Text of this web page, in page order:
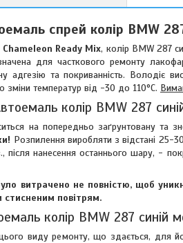
спрей колір BMW
Chameleon Ready Mix, колір BMW 287
для часткового ремонту
адгезію та покриванність. Володіє
зміни температур від -30 до 110°C.
колір BMW 287
на попередньо заґрунтовану та
Розпилення виробляти з відстані
після нанесення останнього шару, -
витрачено не повністю, щоб
повітрям.
колір BMW 287 синій
виду ремонту, що здається, для